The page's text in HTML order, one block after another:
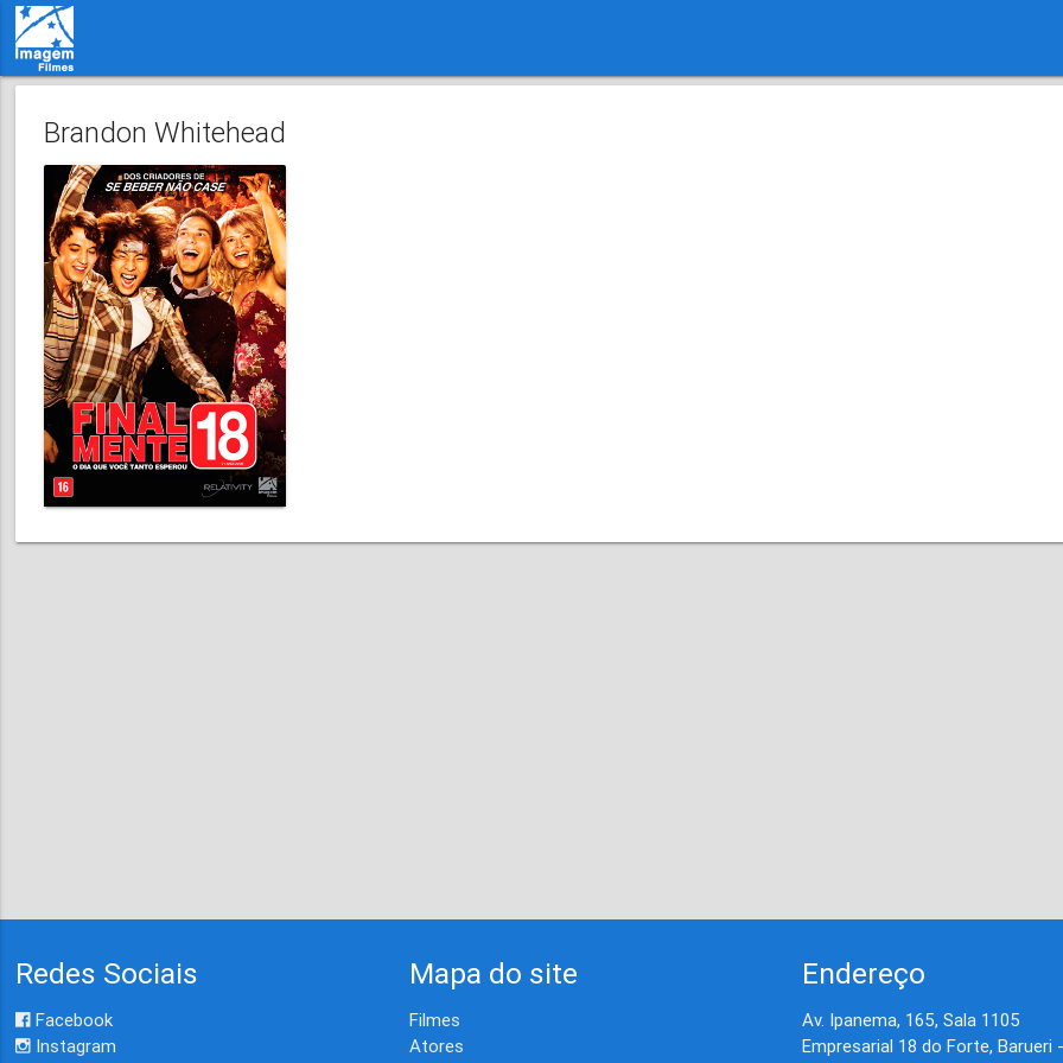
Brandon Whitehead
Redes Sociais
Facebook
Instagram
Mapa do site
Filmes
Atores
Endereço
Av. Ipanema, 165, Sala 1105
Empresarial 18 do Forte, Barueri